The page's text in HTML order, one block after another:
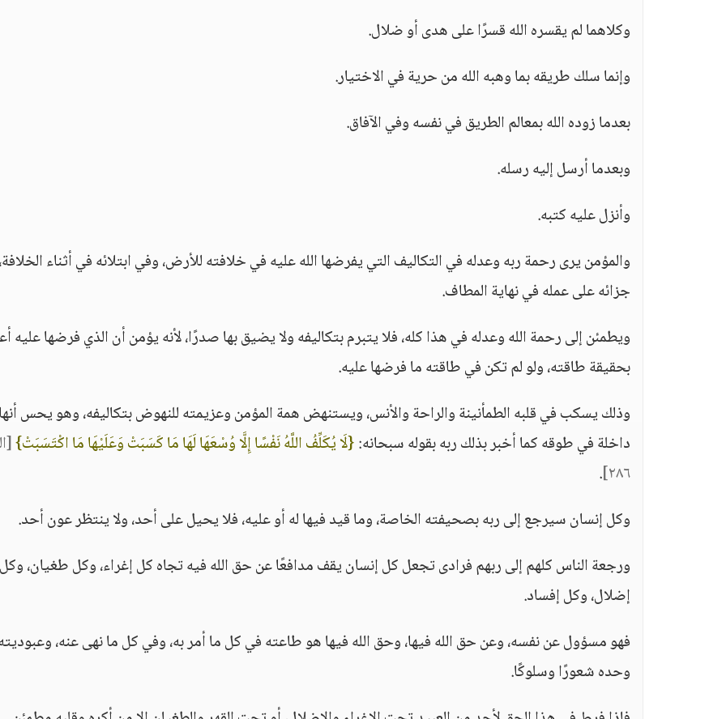
وكلاهما لم يقسره الله قسرًا على هدى أو ضلال.
وإنما سلك طريقه بما وهبه الله من حرية في الاختيار.
بعدما زوده الله بمعالم الطريق في نفسه وفي الآفاق.
وبعدما أرسل إليه رسله.
وأنزل عليه كتبه.
والمؤمن يرى رحمة ربه وعدله في التكاليف التي يفرضها الله عليه في خلافته للأرض، وفي ابتلائه في أثناء
جزائه على عمله في نهاية المطاف.
ويطمئن إلى رحمة الله وعدله في هذا كله، فلا يتبرم بتكاليفه ولا يضيق بها صدرًا، لأنه يؤمن أن الذي فرضها عليه
بحقيقة طاقته، ولو لم تكن في طاقته ما فرضها عليه.
وذلك يسكب في قلبه الطمأنينة والراحة والأنس، ويستنهض همة المؤمن وعزيمته للنهوض بتكاليفه، وهو يحس
داخلة في طوقه كما أخبر بذلك ربه بقوله سبحانه:{لَا يُكَلِّفُ اللَّهُ نَفْسًا إِلَّا وُسْعَهَا لَهَا مَا كَسَبَتْ وَعَلَيْهَا مَا اكْتَسَبَتْ}
٢٨٦] .
وكل إنسان سيرجع إلى ربه بصحيفته الخاصة، وما قيد فيها له أو عليه، فلا يحيل على أحد، ولا ينتظر عون أحد.
ورجعة الناس كلهم إلى ربهم فرادى تجعل كل إنسان يقف مدافعًا عن حق الله فيه تجاه كل إغراء، وكل طغيان، وكل
إضلال، وكل إفساد.
فهو مسؤول عن نفسه، وعن حق الله فيها، وحق الله فيها هو طاعته في كل ما أمر به، وفي كل ما نهى عنه،
وحده شعورًا وسلوكًا.